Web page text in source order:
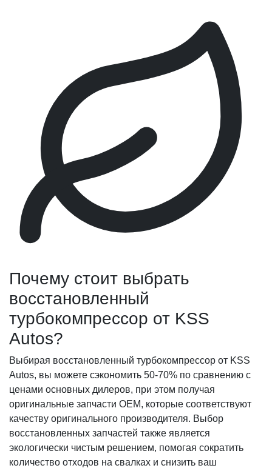
Почему стоит выбрать
восстановленный
турбокомпрессор от KSS
Autos?
Выбирая восстановленный турбокомпрессор от KSS
Autos, вы можете сэкономить 50-70% по сравнению с
ценами основных дилеров, при этом получая
оригинальные запчасти OEM, которые соответствуют
качеству оригинального производителя. Выбор
восстановленных запчастей также является
экологически чистым решением, помогая сократить
количество отходов на свалках и снизить ваш